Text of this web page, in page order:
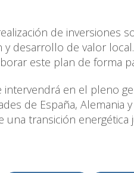
de inversiones
desarrollo de valor
este plan de forma
en el pleno
de España, Alemania y
una transición energética